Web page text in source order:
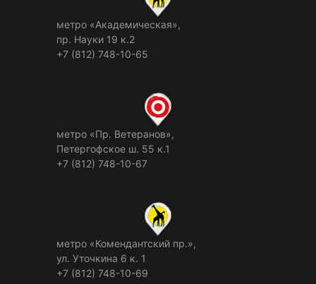
метро «Академическая»,
пр. Науки 19 к.2
+7 (812) 748-10-65
метро «Пр. Ветеранов»,
Петергофское ш. 55 к.1
+7 (812) 748-10-67
метро «Комендантский пр.»,
ул. Уточкина 6 к. 1
+7 (812) 748-10-69